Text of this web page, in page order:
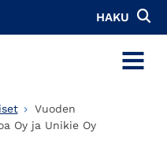
HAKU
MENU
Vuoden
Oy ja Unikie Oy